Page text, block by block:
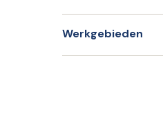
Werkgebieden